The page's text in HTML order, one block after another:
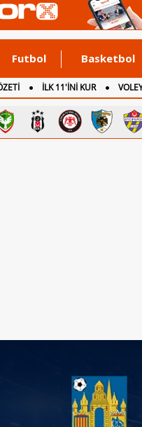
Futbol Basketbol
İLK 11'İNİ KUR
İNGİLTERE